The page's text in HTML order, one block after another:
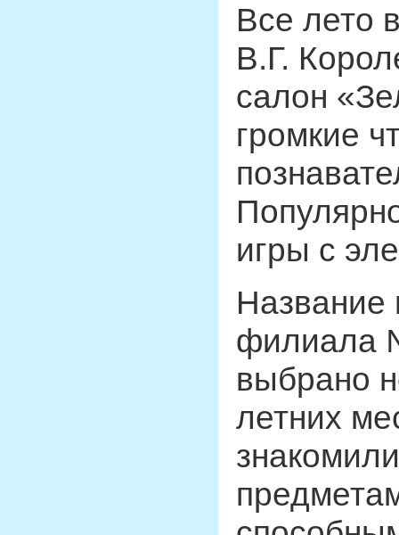
Все лето
В.Г.
салон
громкие
игры с
Название
филиала
выбрано
летних